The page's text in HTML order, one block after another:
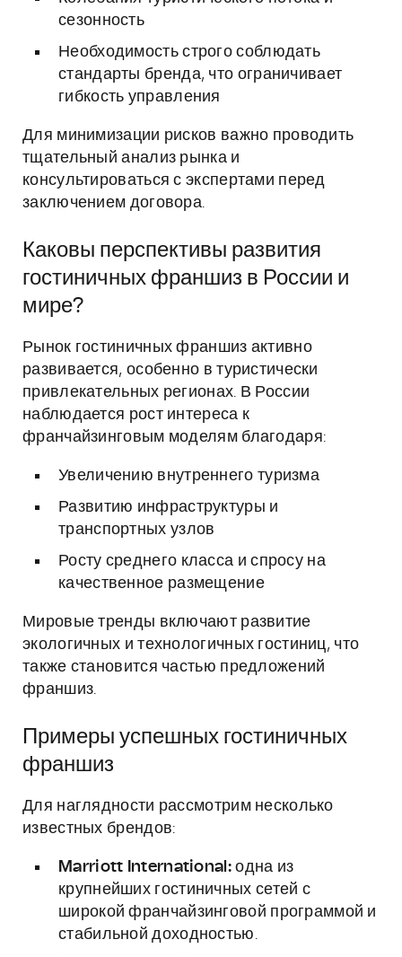
сезонность
Необходимость строго соблюдать
стандарты бренда, что ограничивает
гибкость управления
Для минимизации рисков важно проводить
тщательный анализ рынка и
консультироваться с экспертами перед
заключением договора.
Каковы перспективы развития
гостиничных франшиз в России и
мире?
Рынок гостиничных франшиз активно
развивается, особенно в туристически
привлекательных регионах. В России
наблюдается рост интереса к
франчайзинговым моделям благодаря:
Увеличению внутреннего туризма
Развитию инфраструктуры и
транспортных узлов
Росту среднего класса и спросу на
качественное размещение
Мировые тренды включают развитие
экологичных и технологичных гостиниц, что
также становится частью предложений
франшиз.
Примеры успешных гостиничных
франшиз
Для наглядности рассмотрим несколько
известных брендов:
Marriott International:одна из
крупнейших гостиничных сетей с
широкой франчайзинговой программой и
стабильной доходностью.